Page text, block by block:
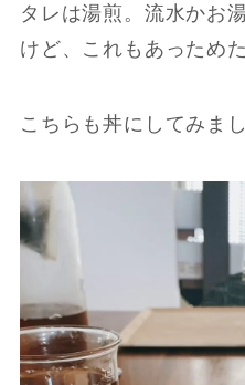
タレは湯煎。流水かお
けど、これもあっため
こちらも丼にしてみま